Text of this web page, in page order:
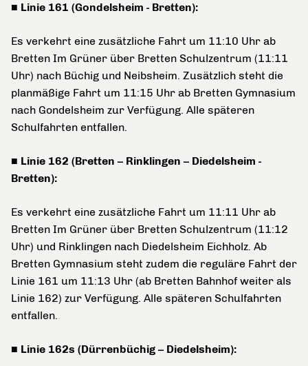
■ Linie 161 (Gondelsheim - Bretten):
Es verkehrt eine zusätzliche Fahrt um 11:10 Uhr ab
Bretten Im Grüner über Bretten Schulzentrum (11:11
Uhr) nach Büchig und Neibsheim. Zusätzlich steht die
planmäßige Fahrt um 11:15 Uhr ab Bretten Gymnasium
nach Gondelsheim zur Verfügung. Alle späteren
Schulfahrten entfallen.
■ Linie 162 (Bretten – Rinklingen – Diedelsheim -
Bretten):
Es verkehrt eine zusätzliche Fahrt um 11:11 Uhr ab
Bretten Im Grüner über Bretten Schulzentrum (11:12
Uhr) und Rinklingen nach Diedelsheim Eichholz. Ab
Bretten Gymnasium steht zudem die reguläre Fahrt der
Linie 161 um 11:13 Uhr (ab Bretten Bahnhof weiter als
Linie 162) zur Verfügung. Alle späteren Schulfahrten
entfallen.
■ Linie 162s (Dürrenbüchig – Diedelsheim):